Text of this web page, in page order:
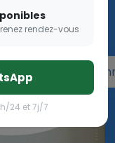
les femmes
Esther pour les
rendez-vous
24 et 7j/7